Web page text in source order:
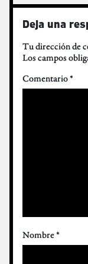
Deja una
Tu dirección de
Los campos
Comentario*
Nombre*